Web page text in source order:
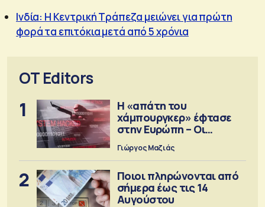
Ινδία: Η Κεντρική Τράπεζα μειώνει για πρώτη
φορά τα επιτόκια μετά από 5 χρόνια
OT Editors
1
Η «απάτη του
χάμπουργκερ» έφτασε
στην Ευρώπη – Οι
προειδοποιήσεις
Γιώργος Μαζιάς
2
Ποιοι πληρώνονται από
σήμερα έως τις 14
Αυγούστου